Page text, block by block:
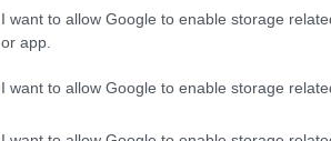
I want to allow Google to enable storage
or app.
I want to allow Google to enable storage